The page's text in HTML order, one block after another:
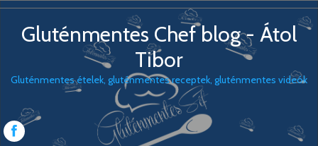
Gluténmentes Chef blog - Átol
Tibor
Gluténmentes ételek, gluténmentes receptek, gluténmentes videók